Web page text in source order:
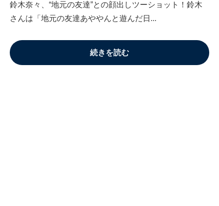
鈴木奈々、“地元の友達”との顔出しツーショット！鈴木
さんは「地元の友達あややんと遊んだ日...
続きを読む